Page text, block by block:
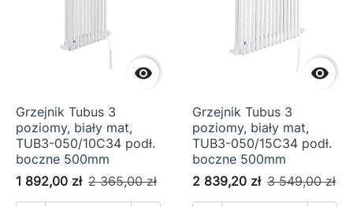

Grzejnik Tubus 3
poziomy, biały mat,
TUB3-050/10C34 podł.
boczne 500mm
1 892,00 zł 2 365,00 zł

Grzejnik Tubus 3
poziomy, biały mat,
TUB3-050/15C34 podł.
boczne 500mm
2 839,20 zł 3 549,00 zł